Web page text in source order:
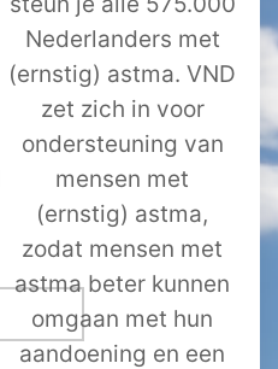
Nederlanders met
(ernstig) astma. VND
zet zich in voor
ondersteuning van
mensen met
(ernstig) astma,
zodat mensen met
astma beter kunnen
omgaan met hun
aandoening en een